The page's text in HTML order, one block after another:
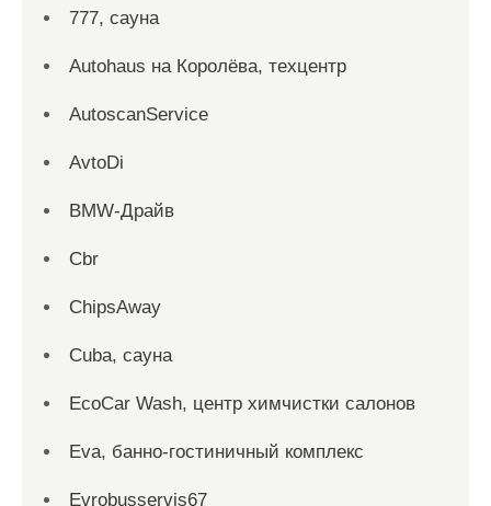
777, сауна
Autohaus на Королёва, техцентр
AutoscanService
AvtoDi
BMW-Драйв
Cbr
ChipsAway
Cuba, сауна
EcoCar Wash, центр химчистки салонов
Eva, банно-гостиничный комплекс
Evrobusservis67